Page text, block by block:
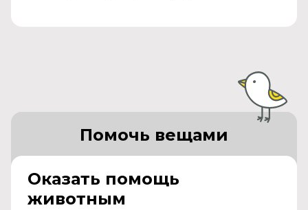
Оказать помощь
животным
Помочь вещами